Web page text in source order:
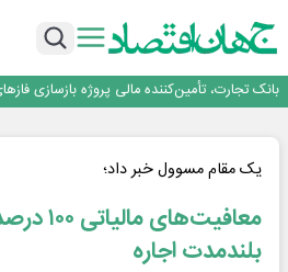
برگزاری آیین نکوداشت فعالان مواکب مرز
منطقه‌ای
بانک تجارت، تأمین‌کننده مالی پروژه بازسازی فازهای ۴ و ۵ پارس
برنده این رقابت داستان‌نویسی، انسان نبود!
برگزاری آیین نکوداشت فعالان مواکب مرز
منطقه‌ای
یک مقام مسوول خبر داد؛
بلندمدت اجاره